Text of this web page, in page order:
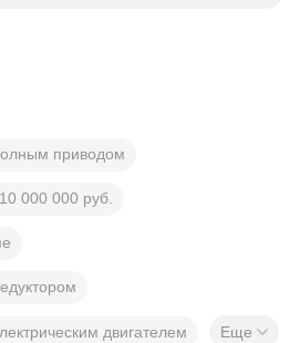
приводом
000 000 руб.
двигателем Еще